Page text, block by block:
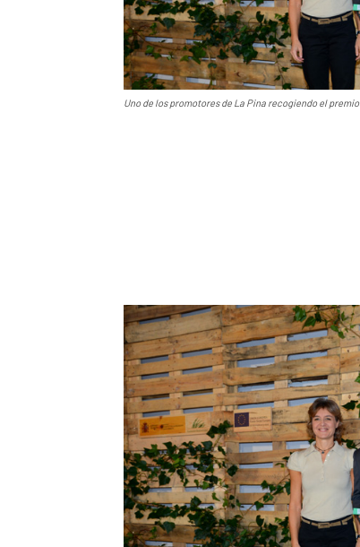
Uno de los promotores de La Pina recogiendo el premio.